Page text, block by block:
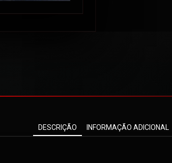
DESCRIÇÃO INFORMAÇÃO ADICIONAL